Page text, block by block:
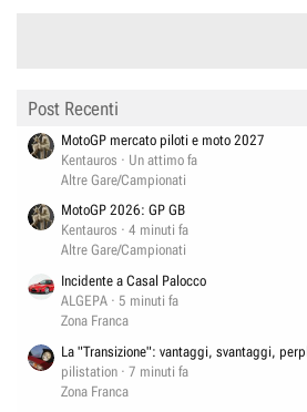
Post Recenti
MotoGP mercato piloti e moto 2027
Kentauros
Un attimo fa
Altre Gare/Campionati
MotoGP 2026: GP GB
Kentauros
4 minuti fa
Altre Gare/Campionati
Incidente a Casal Palocco
ALGEPA
5 minuti fa
Zona Franca
La "Transizione": vantaggi, svantaggi,
pilistation
7 minuti fa
Zona Franca